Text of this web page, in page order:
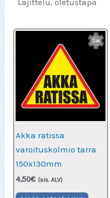
Akka ratissa
varoituskolmio tarra
150x130mm
4,50€ (sis. ALV)